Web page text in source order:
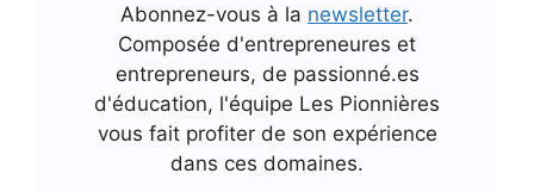
Abonnez-vous à la newsletter.
Composée d'entrepreneures et
entrepreneurs, de passionné.es
d'éducation, l'équipe Les Pionnières
vous fait profiter de son expérience
dans ces domaines.